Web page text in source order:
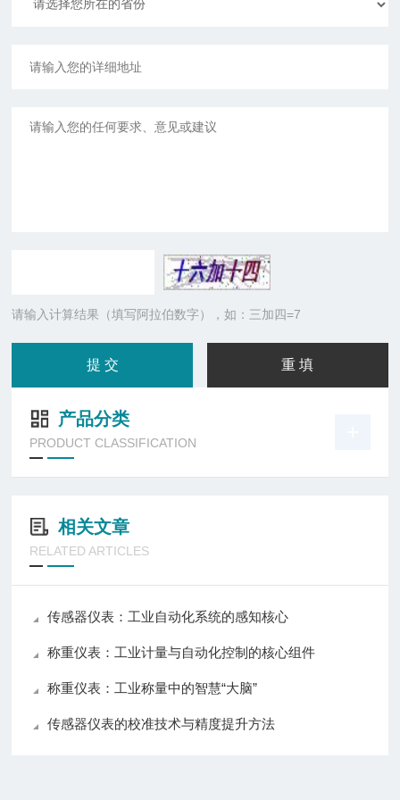
请输入计算结果（填写阿拉伯数字），如：三加四=7
产品分类
PRODUCT CLASSIFICATION
相关文章
RELATED ARTICLES
传感器仪表：工业自动化系统的感知核心
称重仪表：工业计量与自动化控制的核心组件
称重仪表：工业称量中的智慧“大脑”
传感器仪表的校准技术与精度提升方法